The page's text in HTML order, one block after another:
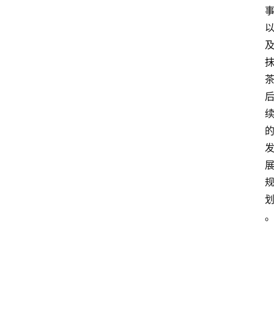
事
以
及
抹
茶
后
续
的
发
展
规
划
。